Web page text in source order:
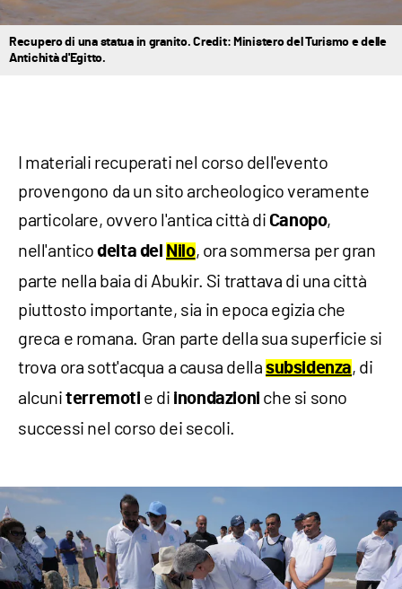
Recupero di una statua in granito. Credit: Ministero del Turismo e delle
Antichità d'Egitto.
I materiali recuperati nel corso dell'evento
provengono da un sito archeologico veramente
particolare, ovvero l'antica città di Canopo,
nell'anticodelta del Nilo, ora sommersa per gran
parte nella baia di Abukir. Si trattava di una città
piuttosto importante, sia in epoca egizia che
greca e romana. Gran parte della sua superficie si
trova ora sott'acqua a causa dellasubsidenza, di
alcuniterremoti e di inondazioni che si sono
successi nel corso dei secoli.